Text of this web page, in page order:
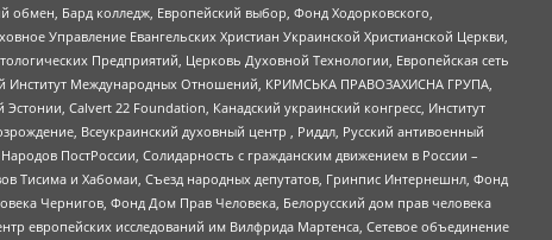
обмен, Бард колледж, Европейский выбор, Фонд Ходорковского,
Управление Евангельских Христиан Украинской Христианской Церкви,
Предприятий, Церковь Духовной Технологии, Европейская сеть
Институт Международных Отношений, КРИМСЬКА ПРАВОЗАХИСНА ГРУПА,
Calvert 22 Foundation, Канадский украинский конгресс, Институт
Всеукраинский духовный центр , Риддл, Русский антивоенный
ПостРоссии, Солидарность с гражданским движением в России –
Тисима и Хабомаи, Съезд народных депутатов, Гринпис Интернешнл, Фонд
Чернигов, Фонд Дом Прав Человека, Белорусский дом прав человека
европейских исследований им Вилфрида Мартенса, Сетевое объединение